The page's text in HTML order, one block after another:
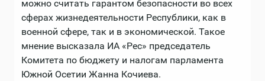
можно считать гарантом безопасности во всех
сферах жизнедеятельности Республики, как в
военной сфере, так и в экономической. Такое
мнение высказала ИА «Рес» председатель
Комитета по бюджету и налогам парламента
Южной Осетии Жанна Кочиева.